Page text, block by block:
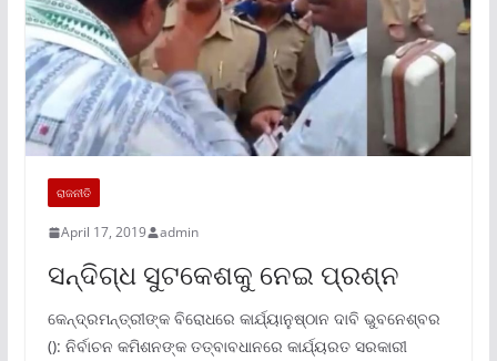
ରାଜନୀତି
April 17, 2019 admin
ସନ୍ଦିଗ୍ଧ ସୁଟକେଶକୁ ନେଇ ପ୍ରଶ୍ନ
କେନ୍ଦ୍ରମନ୍ତ୍ରୀଙ୍କ ବିରୋଧରେ କାର୍ଯ୍ୟାନୁଷ୍ଠାନ ଦାବି ଭୁବନେଶ୍ବର
(): ନିର୍ବାଚନ କମିଶନଙ୍କ ତତ୍ବାବଧାନରେ କାର୍ଯ୍ୟରତ ସରକାରୀ